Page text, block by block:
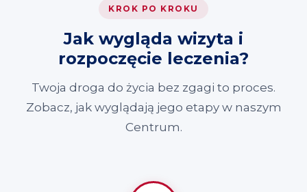
KROK PO KROKU
Jak wygląda wizyta i
rozpoczęcie leczenia?
Twoja droga do życia bez zgagi to proces.
Zobacz, jak wyglądają jego etapy w naszym
Centrum.